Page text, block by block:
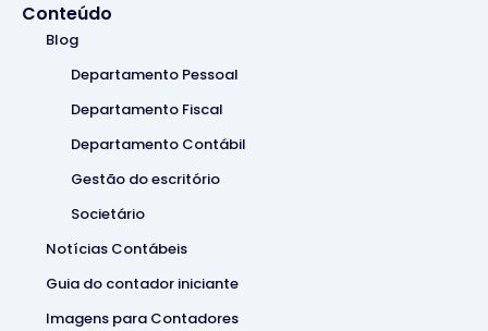
Conteúdo
Blog
Departamento Pessoal
Departamento Fiscal
Departamento Contábil
Gestão do escritório
Societário
Notícias Contábeis
Guia do contador iniciante
Imagens para Contadores